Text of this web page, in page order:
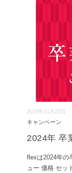
2023年11月22日
キャンペーン
2024年 卒
flexは2024年の
ュー 価格 セッ